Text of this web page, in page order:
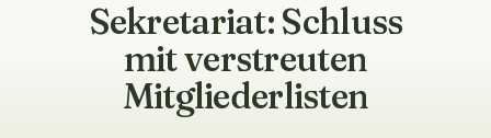
Sekretariat: Schluss
mit verstreuten
Mitgliederlisten